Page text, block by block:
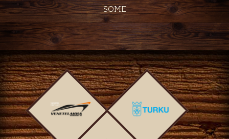
SOME